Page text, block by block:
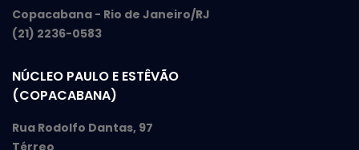
Copacabana - Rio de Janeiro/RJ
(21) 2236-0583
NÚCLEO PAULO E ESTÊVÃO
(COPACABANA)
Rua Rodolfo Dantas, 97
Térreo